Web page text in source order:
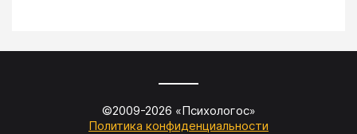
©2009-2026 «Психологос»
Политика конфиденциальности